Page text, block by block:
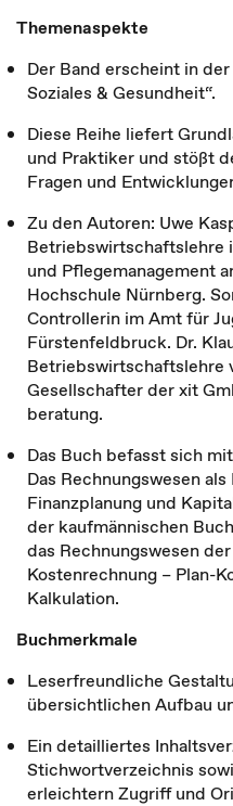
Themenaspekte
Der Band erscheint in
Soziales & Gesundheit“.
Diese Reihe liefert
und Praktiker und stößt
Fragen und
Zu den Autoren: Uwe
Betriebswirtschaftslehre
und Pflegemanagement
Hochschule Nürnberg.
Controllerin im Amt für
Fürstenfeldbruck. Dr.
Betriebswirtschaftslehre
Gesellschafter der xit
beratung.
Das Buch befasst sich
Das Rechnungswesen
Finanzplanung und
der kaufmännischen
das Rechnungswesen
Kostenrechnung – Plan-
Kalkulation.
Buchmerkmale
Leserfreundliche
übersichtlichen Aufbau
Ein detailliertes
Stichwortverzeichnis
erleichtern Zugriff und